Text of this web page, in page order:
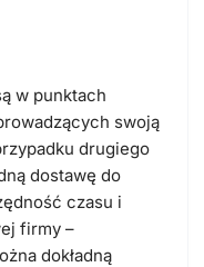
w punktach
swoją
drugiego
dostawę do
czasu i
firmy­ –
dokładną